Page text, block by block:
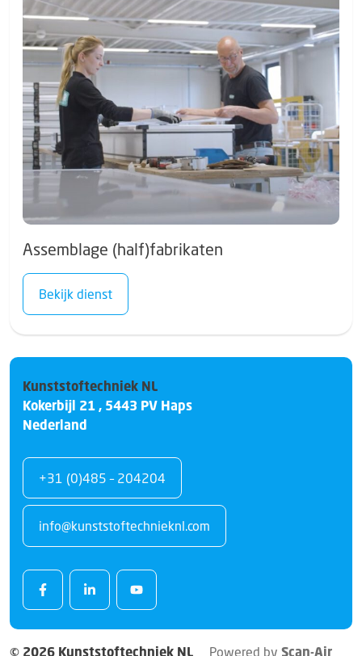
Assemblage (half)fabrikaten
Bekijk dienst
Kunststoftechniek NL
Kokerbijl 21 , 5443 PV Haps
Nederland
+31 (0)485 – 204204
info@kunststoftechnieknl.com
© 2026 Kunststoftechniek NL Powered by Scan-Air